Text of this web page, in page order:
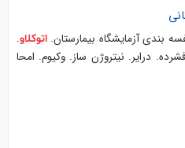
بندی آزمایشگاه بیمارستان.اتوکلاو.
درایر. نیتروژن ساز. وکیوم. امحا